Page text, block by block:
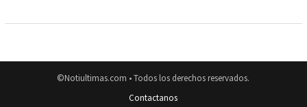
©Notiultimas.com • Todos los derechos reservados.
Contactanos